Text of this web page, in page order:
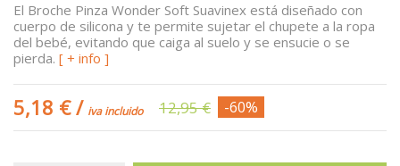
El Broche Pinza Wonder Soft Suavinex está diseñado con
cuerpo de silicona y te permite sujetar el chupete a la ropa
del bebé, evitando que caiga al suelo y se ensucie o se
pierda. [ + info ]
5,18 €/ iva incluido 12,95 € -60%